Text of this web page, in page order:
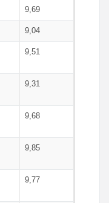
9,69
9,04
9,51
9,31
9,68
9,85
9,77